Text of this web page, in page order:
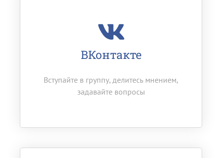
ВКонтакте
Вступайте в группу, делитесь мнением,
задавайте вопросы